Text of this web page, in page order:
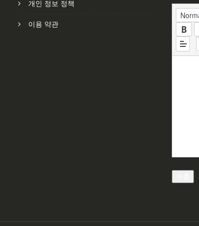
개인 정보 정책
이용 약관